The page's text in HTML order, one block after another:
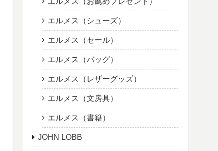
エルメス（シューズ）
エルメス（セール）
エルメス（バッグ）
エルメス（レザーグッズ）
エルメス（文房具）
エルメス（書籍）
JOHN LOBB